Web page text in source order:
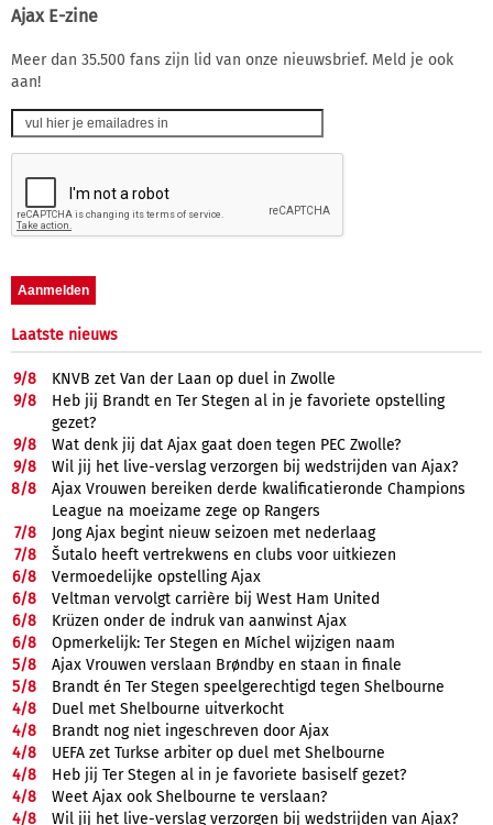
Ajax E-zine
Meer dan 35.500 fans zijn lid van onze nieuwsbrief. Meld je ook
aan!
Laatste nieuws
9/8
KNVB zet Van der Laan op duel in Zwolle
9/8
Heb jij Brandt en Ter Stegen al in je favoriete opstelling
gezet?
9/8
Wat denk jij dat Ajax gaat doen tegen PEC Zwolle?
9/8
Wil jij het live-verslag verzorgen bij wedstrijden van Ajax?
8/8
Ajax Vrouwen bereiken derde kwalificatieronde Champions
League na moeizame zege op Rangers
7/8
Jong Ajax begint nieuw seizoen met nederlaag
7/8
Šutalo heeft vertrekwens en clubs voor uitkiezen
6/8
Vermoedelijke opstelling Ajax
6/8
Veltman vervolgt carrière bij West Ham United
6/8
Krüzen onder de indruk van aanwinst Ajax
6/8
Opmerkelijk: Ter Stegen en Míchel wijzigen naam
5/8
Ajax Vrouwen verslaan Brøndby en staan in finale
5/8
Brandt én Ter Stegen speelgerechtigd tegen Shelbourne
4/8
Duel met Shelbourne uitverkocht
4/8
Brandt nog niet ingeschreven door Ajax
4/8
UEFA zet Turkse arbiter op duel met Shelbourne
4/8
Heb jij Ter Stegen al in je favoriete basiself gezet?
4/8
Weet Ajax ook Shelbourne te verslaan?
4/8
Wil jij het live-verslag verzorgen bij wedstrijden van Ajax?